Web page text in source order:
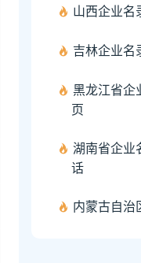
山西企业名
吉林企业名
黑龙江省企
页
湖南省企业
话
内蒙古自治